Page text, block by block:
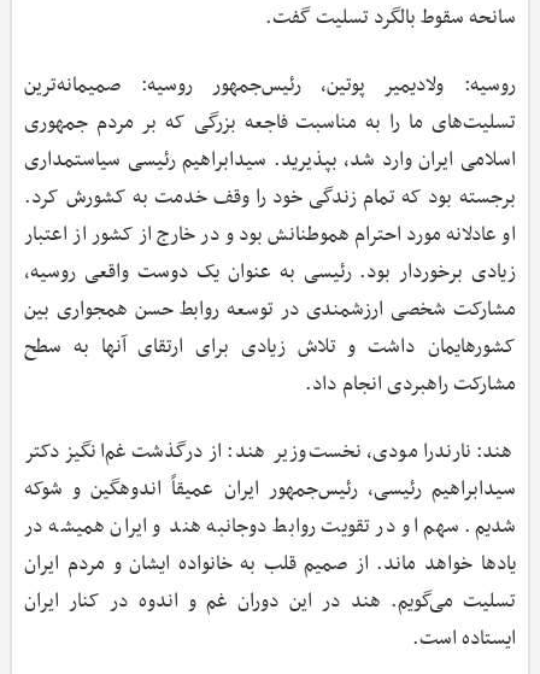
سانحه سقوط بالگرد تسلیت گفت.
روسیه: ولادیمیر پوتین، رئیس‌جمهور روسیه: صمیمانه‌ترین
تسلیت‌های ما را به مناسبت فاجعه بزرگی که بر مردم جمهوری
اسلامی ایران وارد شد، بپذیرید. سیدابراهیم رئیسی سیاستمداری
برجسته بود که تمام زندگی خود را وقف خدمت به کشورش کرد.
او عادلانه مورد احترام هموطنانش بود و در خارج از کشور از اعتبار
زیادی برخوردار بود. رئیسی به عنوان یک دوست واقعی روسیه،
مشارکت شخصی ارزشمندی در توسعه روابط حسن همجواری بین
کشورهایمان داشت و تلاش زیادی برای ارتقای آنها به سطح
مشارکت راهبردی انجام داد.
هند: نارندرا مودی، نخست‌وزیر هند: از درگذشت غم‌انگیز دکتر
سیدابراهیم رئیسی، رئیس‌جمهور ایران عمیقاً اندوهگین و شوکه
شدیم. سهم او در تقویت روابط دوجانبه هند و ایران همیشه در
یادها خواهد ماند. از صمیم قلب به خانواده ایشان و مردم ایران
تسلیت می‌گویم. هند در این دوران غم و اندوه در کنار ایران
ایستاده است.